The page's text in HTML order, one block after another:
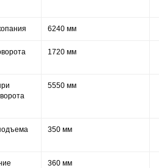
6240 мм
1720 мм
5550 мм
350 мм
360 мм